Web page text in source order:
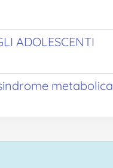
ADOLESCENTI
metabolica